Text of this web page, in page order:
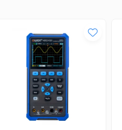
stand-by, calibrare temperatură